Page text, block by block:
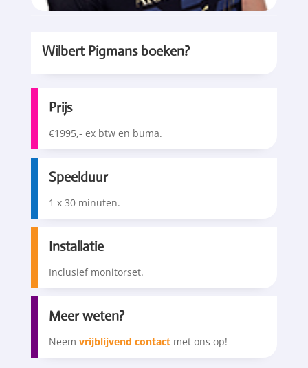
Wilbert Pigmans boeken?
Prijs
€1995,- ex btw en buma.
Speelduur
1 x 30 minuten.
Installatie
Inclusief monitorset.
Meer weten?
Neem vrijblijvend contactmet ons op!